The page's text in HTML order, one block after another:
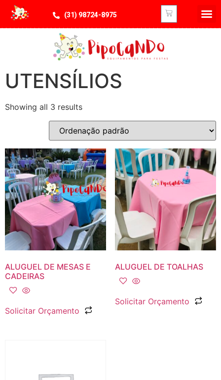
(31) 98724-8975
UTENSÍLIOS
Showing all 3 results
ALUGUEL DE MESAS E
CADEIRAS
Solicitar Orçamento
ALUGUEL DE TOALHAS
Solicitar Orçamento